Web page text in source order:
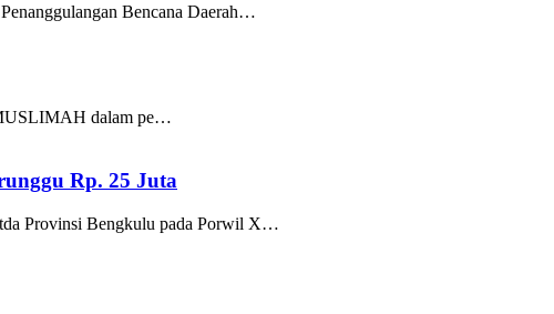
Bencana Daerah…
dalam pe…
Rp. 25 Juta
Provinsi Bengkulu pada Porwil X…